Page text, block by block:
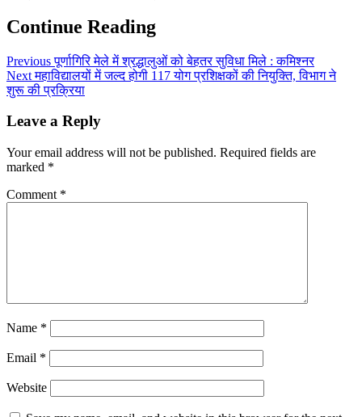
Continue Reading
Previousपूर्णागिरि मेले में श्रद्धालुओं को बेहतर सुविधा मिले : कमिश्नर
Nextमहाविद्यालयों में जल्द होगी 117 योग प्रशिक्षकों की नियुक्ति, विभाग ने
शुरू की प्रक्रिया
Leave a Reply
Your email address will not be published. Required fields are
marked *
Comment *
Name *
Email *
Website